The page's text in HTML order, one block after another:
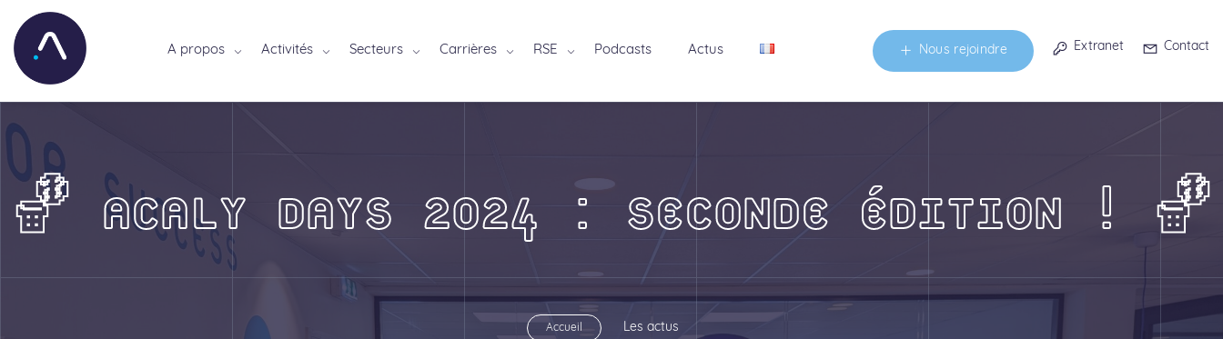
A propos Activités Secteurs Carrières RSE Podcasts Actus Nous rejoindre Extranet Contact
🏀 ACALY DAYS 2024 : SECONDE ÉDITION ! 🏀
Accueil Les actus